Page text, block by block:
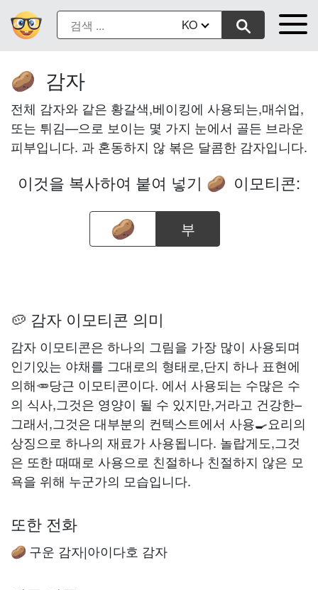
KO
🥔 감자
전체 감자와 같은 황갈색,베이킹에 사용되는,매쉬업,
또는 튀김—으로 보이는 몇 가지 눈에서 골든 브라운
피부입니다. 과 혼동하지 않 볶은 달콤한 감자입니다.
이것을 복사하여 붙여 넣기 🥔 이모티콘:
부
🥔 감자 이모티콘 의미
감자 이모티콘은 하나의 그림을 가장 많이 사용되며
인기있는 야채를 그대로의 형태로,단지 하나 표현에
의해🥕당근 이모티콘이다. 에서 사용되는 수많은 수
의 식사,그것은 영양이 될 수 있지만,거라고 건강한–
그래서,그것은 대부분의 컨텍스트에서 사용🍳요리의
상징으로 하나의 재료가 사용됩니다. 놀랍게도,그것
은 또한 때때로 사용으로 친절하나 친절하지 않은 모
욕을 위해 누군가의 모습입니다.
또한 전화
🥔 구운 감자|아이다호 감자